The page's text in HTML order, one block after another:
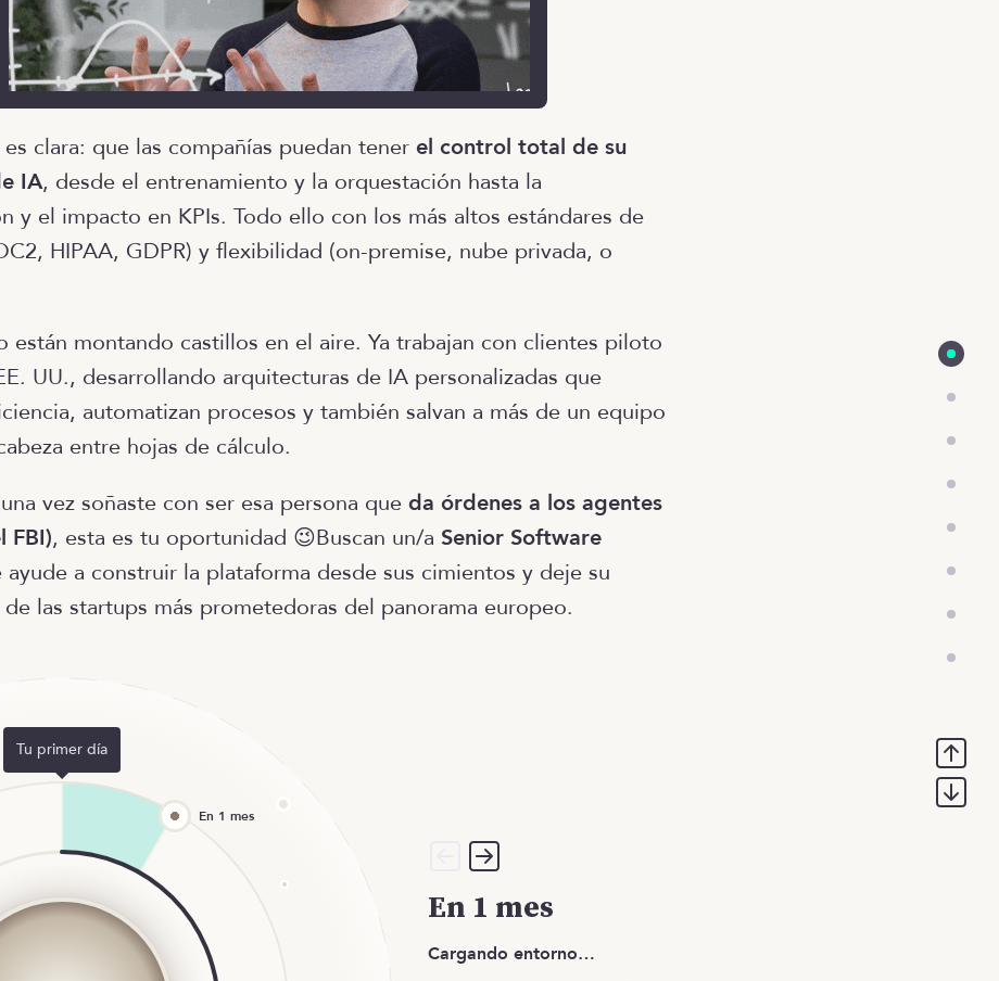
clara: que las compañías puedan tener el control total de su
IA, desde el entrenamiento y la orquestación hasta la
y el impacto en KPIs. Todo ello con los más altos estándares de
HIPAA, GDPR) y flexibilidad (on-premise, nube privada, o
están montando castillos en el aire. Ya trabajan con clientes piloto
UU., desarrollando arquitecturas de IA personalizadas que
automatizan procesos y también salvan a más de un equipo
entre hojas de cálculo.
vez soñaste con ser esa persona que da órdenes a los agentes
FBI), esta es tu oportunidad 😉Buscan un/a Senior Software
ayude a construir la plataforma desde sus cimientos y deje su
las startups más prometedoras del panorama europeo.
Tu primer día
En 1 mes
Cargando entorno…